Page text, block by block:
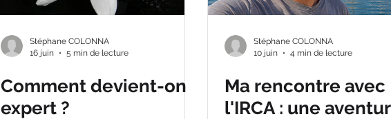
Stéphane COLONNA
16 juin
5 min de lecture
Comment devient-on
expert ?
Stéphane COLONNA
10 juin
4 min de lecture
Ma rencontre avec
l'IRCA : une